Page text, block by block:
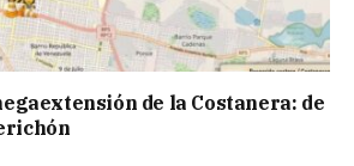
de la Costanera: de